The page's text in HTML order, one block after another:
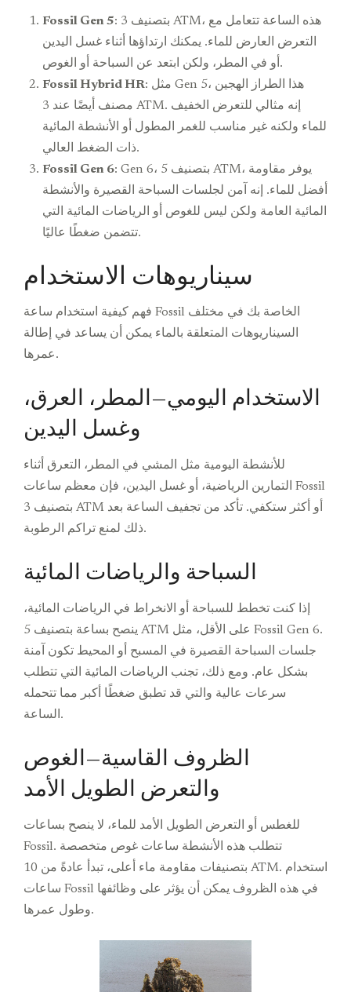
Fossil Gen 5: بتصنيف 3 ATM، هذه الساعة تتعامل مع
التعرض العارض للماء. يمكنك ارتداؤها أثناء غسل اليدين
أو في المطر، ولكن ابتعد عن السباحة أو الغوص.
Fossil Hybrid HR: مثل Gen 5، هذا الطراز الهجين
مصنف أيضًا عند 3 ATM. إنه مثالي للتعرض الخفيف
للماء ولكنه غير مناسب للغمر المطول أو الأنشطة المائية
ذات الضغط العالي.
Fossil Gen 6: Gen 6، بتصنيف 5 ATM، يوفر مقاومة
أفضل للماء. إنه آمن لجلسات السباحة القصيرة والأنشطة
المائية العامة ولكن ليس للغوص أو الرياضات المائية التي
تتضمن ضغطًا عاليًا.
سيناريوهات الاستخدام
فهم كيفية استخدام ساعة Fossil الخاصة بك في مختلف
السيناريوهات المتعلقة بالماء يمكن أن يساعد في إطالة
عمرها.
الاستخدام اليومي—المطر، العرق،
وغسل اليدين
للأنشطة اليومية مثل المشي في المطر، التعرق أثناء
التمارين الرياضية، أو غسل اليدين، فإن معظم ساعات Fossil
بتصنيف 3 ATM أو أكثر ستكفي. تأكد من تجفيف الساعة بعد
ذلك لمنع تراكم الرطوبة.
السباحة والرياضات المائية
إذا كنت تخطط للسباحة أو الانخراط في الرياضات المائية،
ينصح بساعة بتصنيف 5 ATM على الأقل، مثل Fossil Gen 6.
جلسات السباحة القصيرة في المسبح أو المحيط تكون آمنة
بشكل عام. ومع ذلك، تجنب الرياضات المائية التي تتطلب
سرعات عالية والتي قد تطبق ضغطًا أكبر مما تتحمله
الساعة.
الظروف القاسية—الغوص
والتعرض الطويل الأمد
للغطس أو التعرض الطويل الأمد للماء، لا ينصح بساعات
Fossil. تتطلب هذه الأنشطة ساعات غوص متخصصة
بتصنيفات مقاومة ماء أعلى، تبدأ عادةً من 10 ATM. استخدام
ساعات Fossil في هذه الظروف يمكن أن يؤثر على وظائفها
وطول عمرها.